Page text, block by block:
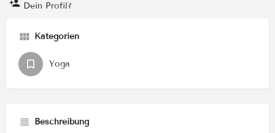
Dein Profil?
Kategorien
Yoga
Beschreibung